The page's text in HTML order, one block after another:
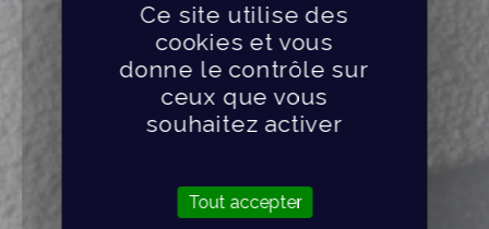
Ce site utilise des
cookies et vous
donne le contrôle sur
ceux que vous
souhaitez activer
Tout accepter